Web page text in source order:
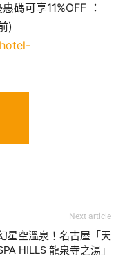
碼可享11%OFF ：
)
Next article
星空溫泉！名古屋「天
HILLS 龍泉寺之湯」